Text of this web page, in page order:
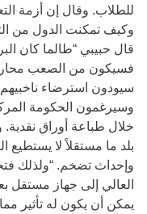
للطلاب. وقال إن أزمة
وكيف تمكنت الدول من
قال حبيبي “طالما كان
فسيكون من الصعب
سيودون استرضاء
وسيرغمون الحكومة
خلال طباعة أوراق
بلد ما مستقلاً لا يستطيع
وإحداث تضخم. “ولذلك
العالي إلى جهاز مستقل
يمكن أن يكون له تأثير